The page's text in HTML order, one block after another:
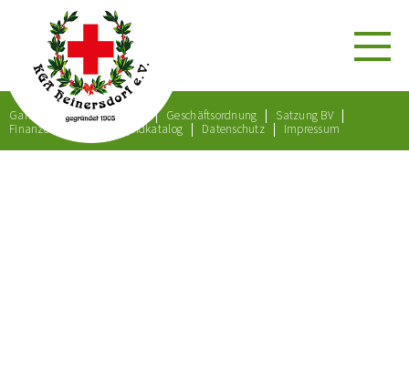
Gartenordnung Satzung Geschäftsordnung
Satzung BV
Finanzordnung
Bußgeldkatalog Datenschutz Impressum